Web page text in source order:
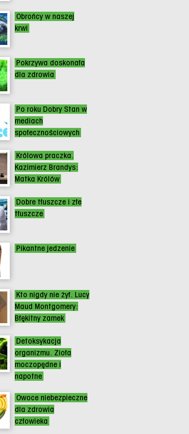
Obrońcy w naszej
krwi
Pokrzywa doskonała
dla zdrowia
Po roku Dobry Stan w
mediach
społecznościowych
Królowa praczka.
Kazimierz Brandys:
Matka Królów
Dobre tłuszcze i złe
tłuszcze
Pikantne jedzenie
Kto nigdy nie żył. Lucy
Maud Montgomery:
Błękitny zamek
Detoksykacja
organizmu. Zioła
moczopędne i
napotne
Owoce niebezpieczne
dla zdrowia
człowieka